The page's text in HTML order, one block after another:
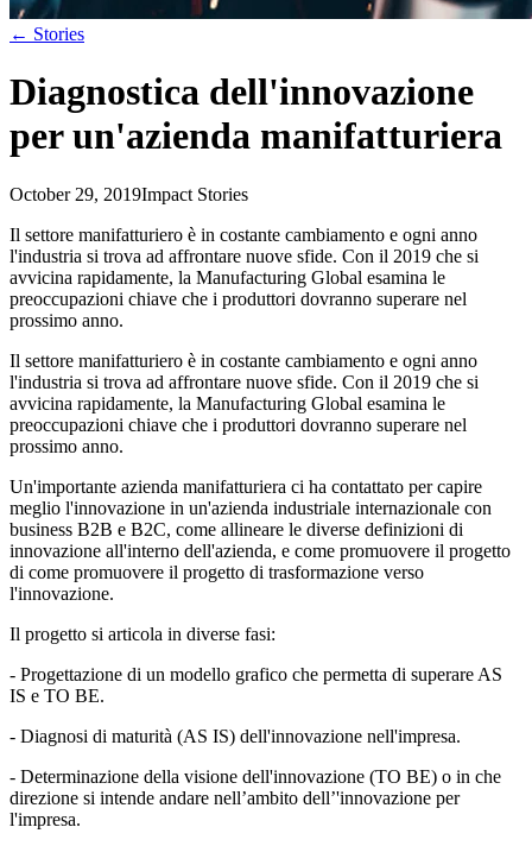
← Stories
Diagnostica dell'innovazione
per un'azienda manifatturiera
October 29, 2019Impact Stories
Il settore manifatturiero è in costante cambiamento e ogni anno
l'industria si trova ad affrontare nuove sfide. Con il 2019 che si
avvicina rapidamente, la Manufacturing Global esamina le
preoccupazioni chiave che i produttori dovranno superare nel
prossimo anno.
Il settore manifatturiero è in costante cambiamento e ogni anno
l'industria si trova ad affrontare nuove sfide. Con il 2019 che si
avvicina rapidamente, la Manufacturing Global esamina le
preoccupazioni chiave che i produttori dovranno superare nel
prossimo anno.
Un'importante azienda manifatturiera ci ha contattato per capire
meglio l'innovazione in un'azienda industriale internazionale con
business B2B e B2C, come allineare le diverse definizioni di
innovazione all'interno dell'azienda, e come promuovere il progetto
di come promuovere il progetto di trasformazione verso
l'innovazione.
Il progetto si articola in diverse fasi:
- Progettazione di un modello grafico che permetta di superare AS
IS e TO BE.
- Diagnosi di maturità (AS IS) dell'innovazione nell'impresa.
- Determinazione della visione dell'innovazione (TO BE) o in che
direzione si intende andare nell’ambito dell’'innovazione per
l'impresa.